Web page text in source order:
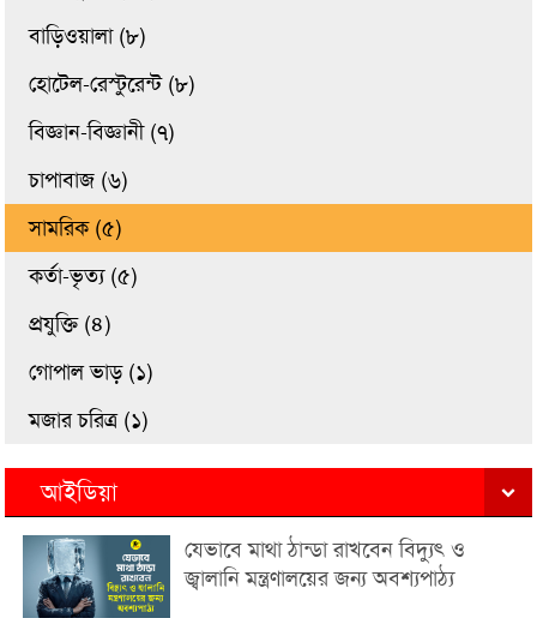
বাড়িওয়ালা (৮)
হোটেল-রেস্টুরেন্ট (৮)
বিজ্ঞান-বিজ্ঞানী (৭)
চাপাবাজ (৬)
সামরিক (৫)
কর্তা-ভৃত্য (৫)
প্রযুক্তি (৪)
গোপাল ভাড় (১)
মজার চরিত্র (১)
আইডিয়া
যেভাবে মাথা ঠান্ডা রাখবেন বিদ্যুৎ ও
জ্বালানি মন্ত্রণালয়ের জন্য অবশ্যপাঠ্য